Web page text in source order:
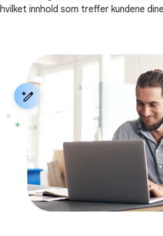
hvilket innhold som treffer kundene